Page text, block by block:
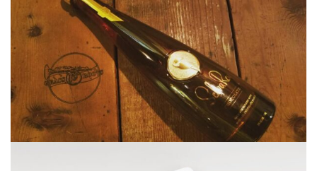
YOKOHAMA
Grassroots
–
約
3
分・
鶴
屋
町